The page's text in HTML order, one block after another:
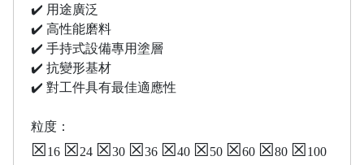
✔️ 用途廣泛
✔️ 高性能磨料
✔️ 手持式設備專用塗層
✔️ 抗變形基材
✔️ 對工件具有最佳適應性
粒度：
☒16 ☒24 ☒30 ☒36 ☒40 ☒50 ☒60 ☒80 ☒100